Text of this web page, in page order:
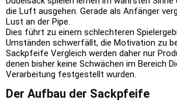
die Luft ausgehen. Gerade als Anfänger
Lust an der Pipe.
Dies führt zu einem schlechteren
Umständen schwerfällt, die Motivation zu
Sackpfeife Vergleich werden daher nur
denen bisher keine Schwächen im Bereich
Verarbeitung festgestellt wurden.
Der Aufbau der Sackpfeife